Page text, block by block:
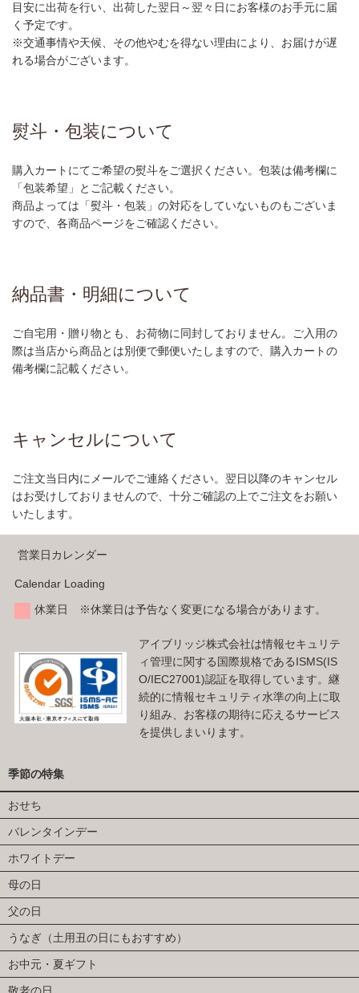
目安に出荷を行い、出荷した翌日～翌々日にお客様のお手元に届
く予定です。
※交通事情や天候、その他やむを得ない理由により、お届けが遅
れる場合がございます。
熨斗・包装について
購入カートにてご希望の熨斗をご選択ください。包装は備考欄に
「包装希望」とご記載ください。
商品よっては「熨斗・包装」の対応をしていないものもございま
すので、各商品ページをご確認ください。
納品書・明細について
ご自宅用・贈り物とも、お荷物に同封しておりません。ご入用の
際は当店から商品とは別便で郵便いたしますので、購入カートの
備考欄に記載ください。
キャンセルについて
ご注文当日内にメールでご連絡ください。翌日以降のキャンセル
はお受けしておりませんので、十分ご確認の上でご注文をお願い
いたします。
営業日カレンダー
Calendar Loading
休業日 ※休業日は予告なく変更になる場合があります。
アイブリッジ株式会社は情報セキュリテ
ィ管理に関する国際規格であるISMS(IS
O/IEC27001)認証を取得しています。継
続的に情報セキュリティ水準の向上に取
り組み、お客様の期待に応えるサービス
を提供しまいります。
季節の特集
おせち
バレンタインデー
ホワイトデー
母の日
父の日
うなぎ（土用丑の日にもおすすめ）
お中元・夏ギフト
敬老の日